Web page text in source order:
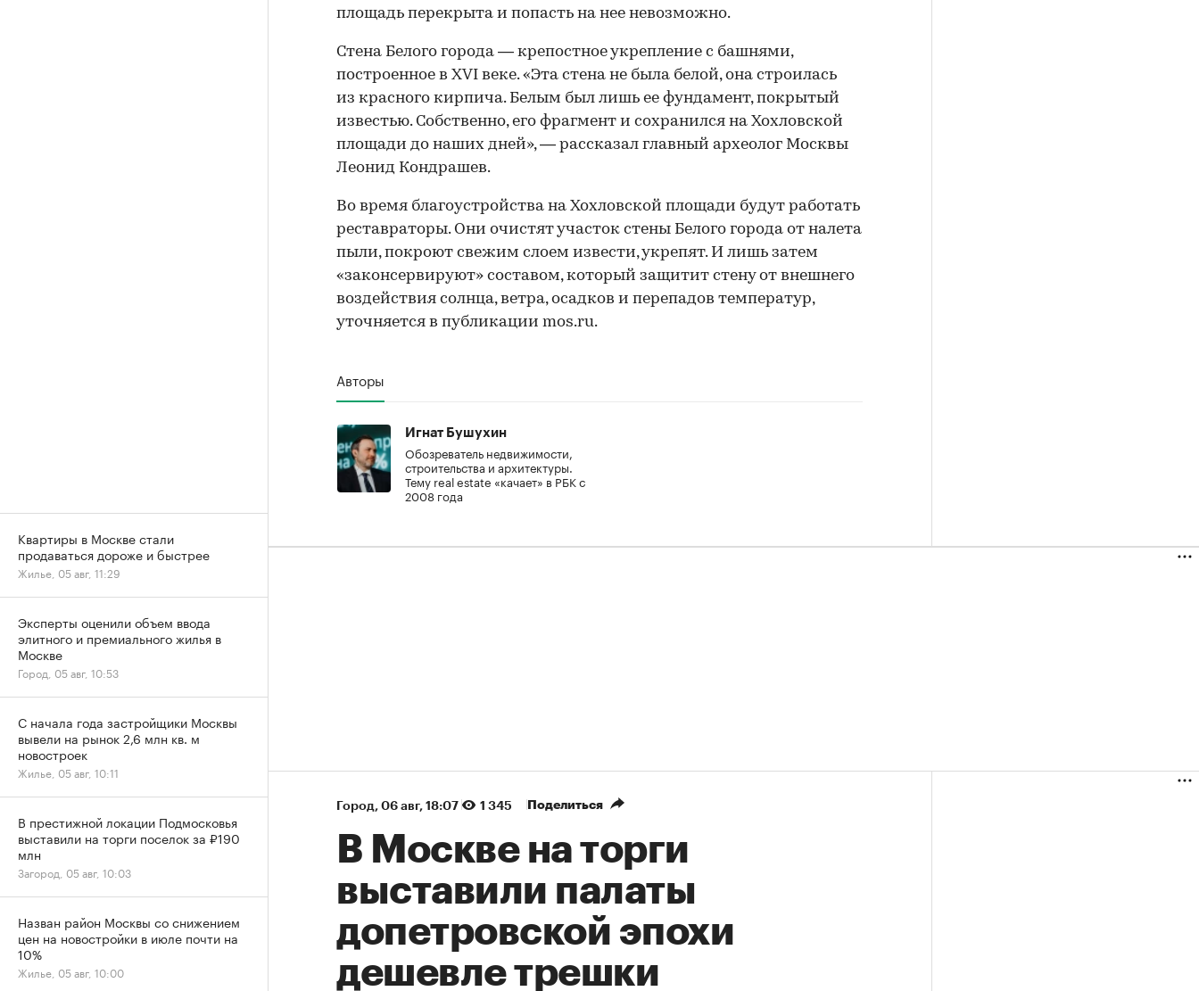
площадь перекрыта и попасть на нее невозможно.
Стена Белого города — крепостное укрепление с башнями,
построенное в XVI веке. «Эта стена не была белой, она строилась
из красного кирпича. Белым был лишь ее фундамент, покрытый
известью. Собственно, его фрагмент и сохранился на Хохловской
площади до наших дней», — рассказал главный археолог Москвы
Леонид Кондрашев.
Во время благоустройства на Хохловской площади будут работать
реставраторы. Они очистят участок стены Белого города от налета
пыли, покроют свежим слоем извести, укрепят. И лишь затем
«законсервируют» составом, который защитит стену от внешнего
воздействия солнца, ветра, осадков и перепадов температур,
уточняется в публикации mos.ru.
Авторы
Игнат Бушухин
Обозреватель недвижимости,
строительства и архитектуры.
Тему real estate «качает» в РБК с
2008 года
Город⁠, 06 авг, 18:07 1 345 Поделиться
В Москве на торги
выставили палаты
допетровской эпохи
дешевле трешки
Квартиры в Москве стали
продаваться дороже и быстрее
Жилье, 05 авг, 11:29
Эксперты оценили объем ввода
элитного и премиального жилья в
Москве
Город, 05 авг, 10:53
С начала года застройщики Москвы
вывели на рынок 2,6 млн кв. м
новостроек
Жилье, 05 авг, 10:11
В престижной локации Подмосковья
выставили на торги поселок за ₽190
млн
Загород, 05 авг, 10:03
Назван район Москвы со снижением
цен на новостройки в июле почти на
10%
Жилье, 05 авг, 10:00